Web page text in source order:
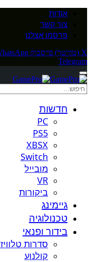
אודות
צור קשר
פרסמו אצלנו
X (טוויטר) פייסבוק
Telegram
חדשות
PC
PS5
XBSX
Switch
מובייל
VR
ביקורות
גיימינג
טכנולוגיה
בידור ופנאי
סדרות
קולנוע